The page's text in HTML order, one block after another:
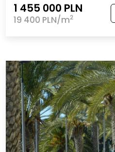
1 455 000 PLN
19 400 PLN/m2